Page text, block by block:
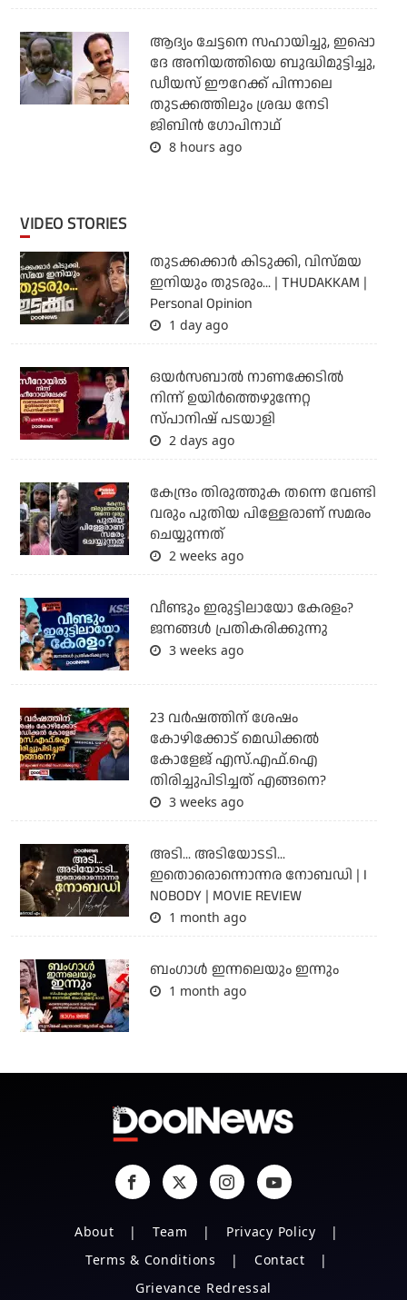
ആദ്യം ചേട്ടനെ സഹായിച്ചു, ഇപ്പൊ
ദേ അനിയത്തിയെ ബുദ്ധിമുട്ടിച്ചു,
ഡീയസ് ഈറേക്ക് പിന്നാലെ
തുടക്കത്തിലും ശ്രദ്ധ നേടി
ജിബിന്‍ ഗോപിനാഥ്
8 hours ago
VIDEO STORIES
തുടക്കക്കാര്‍ കിടുക്കി, വിസ്മയ
ഇനിയും തുടരും... | THUDAKKAM |
Personal Opinion
1 day ago
ഒയര്‍സബാൽ നാണക്കേടിൽ
നിന്ന് ഉയിർത്തെഴുന്നേറ്റ
സ്പാനിഷ് പടയാളി
2 days ago
കേന്ദ്രം തിരുത്തുക തന്നെ വേണ്ടി
വരും പുതിയ പിള്ളേരാണ് സമരം
ചെയ്യുന്നത്
2 weeks ago
വീണ്ടും ഇരുട്ടിലായോ കേരളം?
ജനങ്ങൾ പ്രതികരിക്കുന്നു
3 weeks ago
23 വർഷത്തിന് ശേഷം
കോഴിക്കോട് മെഡിക്കൽ
കോളേജ് എസ്.എഫ്.ഐ
തിരിച്ചുപിടിച്ചത് എങ്ങനെ?
3 weeks ago
അടി... അടിയോടടി...
ഇതൊരൊന്നൊന്നര നോബഡി | I
NOBODY | MOVIE REVIEW
1 month ago
ബംഗാള്‍ ഇന്നലെയും ഇന്നും
1 month ago
About Team
Privacy Policy
Terms & Conditions
Contact
Grievance Redressal